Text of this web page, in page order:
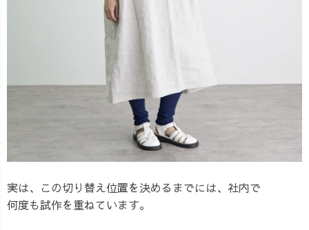
実は、この切り替え位置を決めるまでには、社内で
何度も試作を重ねています。